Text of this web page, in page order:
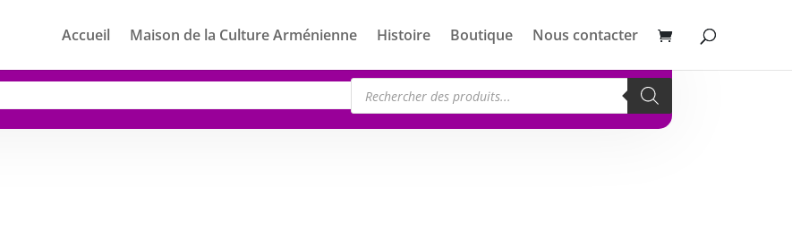
Accueil Maison de la Culture Arménienne Histoire Boutique Nous contacter
Recherche
de
produits